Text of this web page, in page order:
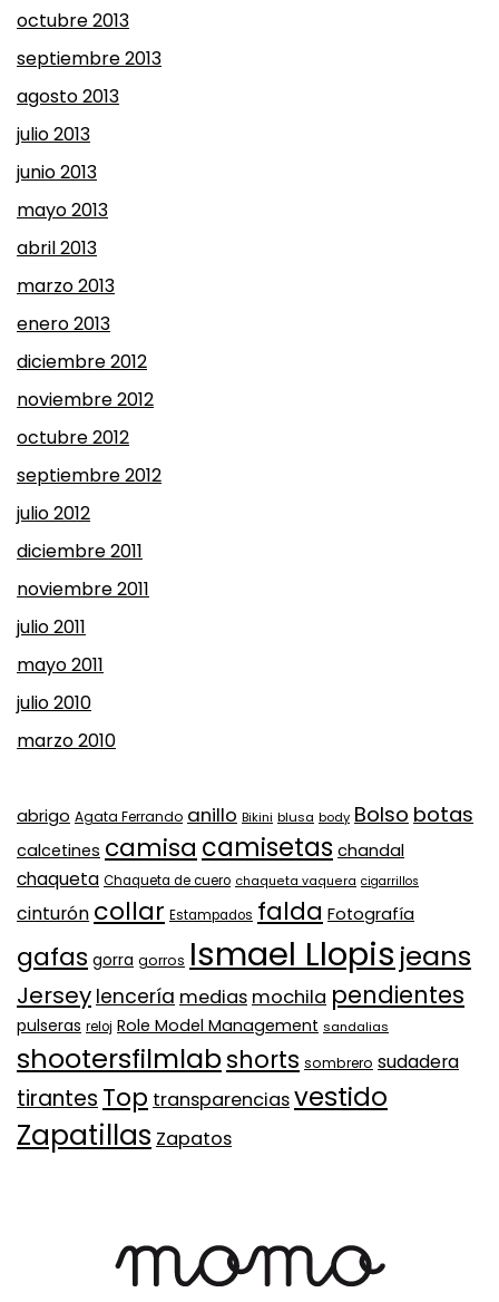
octubre 2013
septiembre 2013
agosto 2013
julio 2013
junio 2013
mayo 2013
abril 2013
marzo 2013
enero 2013
diciembre 2012
noviembre 2012
octubre 2012
septiembre 2012
julio 2012
diciembre 2011
noviembre 2011
julio 2011
mayo 2011
julio 2010
marzo 2010
abrigo Agata Ferrando anillo Bikini blusa body Bolso botas
calcetines camisa camisetas chandal
chaqueta Chaqueta de cuero chaqueta vaquera cigarrillos
cinturón collar Estampados falda Fotografía
gafas gorra gorros Ismael Llopis jeans
Jersey lencería medias mochila pendientes
pulseras reloj Role Model Management sandalias
shootersfilmlabshorts sombrero sudadera
tirantesTop transparenciasvestido
Zapatillas Zapatos